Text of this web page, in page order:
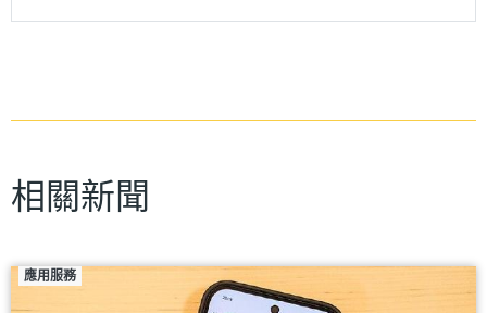
相關新聞
應用服務